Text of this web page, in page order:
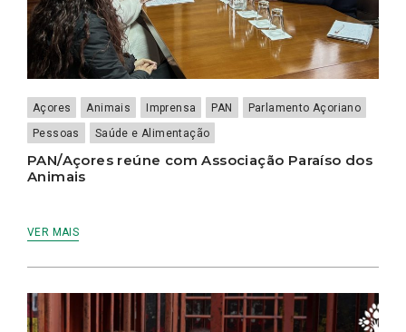
Açores Animais Imprensa PAN
Parlamento Açoriano
Pessoas
Saúde e Alimentação
PAN/Açores reúne com Associação Paraíso dos
Animais
VER MAIS